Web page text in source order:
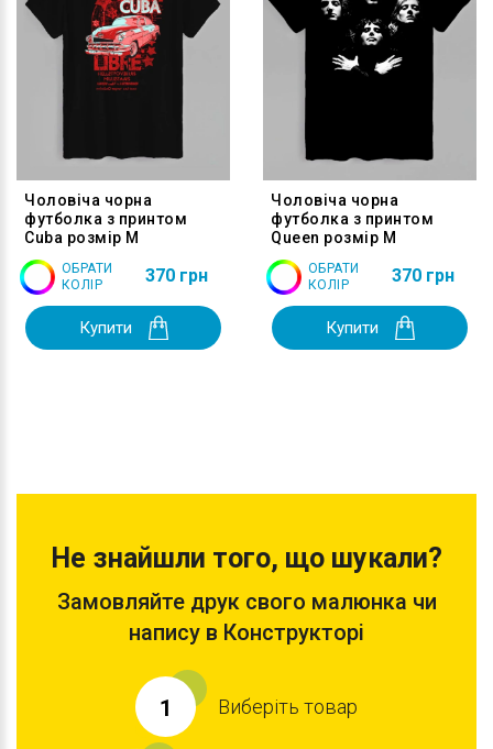
Чоловіча чорна
футболка з принтом
Cuba розмір M
ОБРАТИ
КОЛІР
370 грн
Купити
Чоловіча чорна
футболка з принтом
Queen розмір M
ОБРАТИ
КОЛІР
370 грн
Купити
Не знайшли того, що шукали?
Замовляйте друк свого малюнка чи
напису в Конструкторі
1 Виберіть товар